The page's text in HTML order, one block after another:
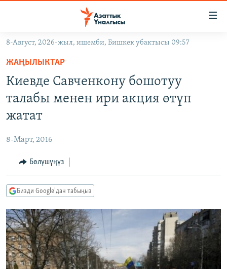
Навигацияга
өтүңүз
Издөөгө
салыңызКЫРГЫЗСТАН
МАДАНИЯТ
ДҮЙНӨ
ТВ ПРОГРАММАЛАР
БҮГҮН АЗАТТЫКТА
ДАНИСТЕ
ЭЖЕ-СИҢДИЛЕР
АЗАТТЫК+
ПОДКАСТ
Русский
ОНЛАЙН ШЕРИНЕ
8-Август, 2026-жыл, ишемби, Бишкек убактысы 09:57
ЖАҢЫЛЫКТАР
Киевде Савченкону бошотуу
талабы менен ири акция өтүп
жатат
8-Март, 2016
Бөлүшүңүз
Бизди Google'дан табыңыз